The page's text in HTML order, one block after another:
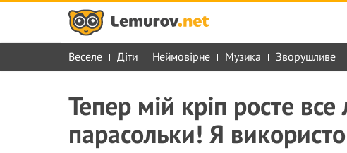
Веселе Діти Неймовірне Музика Зворушливе
Тепер мій кріп росте
парасольки! Я